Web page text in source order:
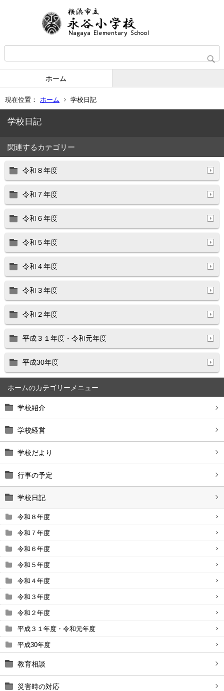
ホーム
現在位置： ホーム 学校日記
ホーム
学校紹介
学校経営
学校だより
行事の予定
学校日記
令和８年度
令和７年度
令和６年度
令和５年度
令和４年度
令和３年度
令和２年度
平成３１年度・令和元年度
平成30年度
教育相談
災害時の対応
学校日記
関連するカテゴリー
令和８年度
令和７年度
令和６年度
令和５年度
令和４年度
令和３年度
令和２年度
平成３１年度・令和元年度
平成30年度